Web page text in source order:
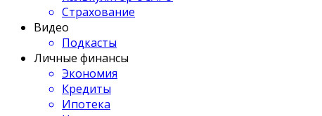
Страхование
Видео
Подкасты
Личные финансы
Экономия
Кредиты
Ипотека